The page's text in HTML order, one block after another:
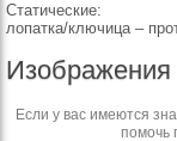
Статические:
лопатка/ключица –
Изображения
Если у вас имеются
помочь